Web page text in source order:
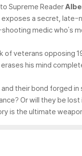
Supreme Reader
exposes a secret, late-
shooting medic who's
of veterans opposing
erases his mind
and their bond forged
Or will they be
is the ultimate